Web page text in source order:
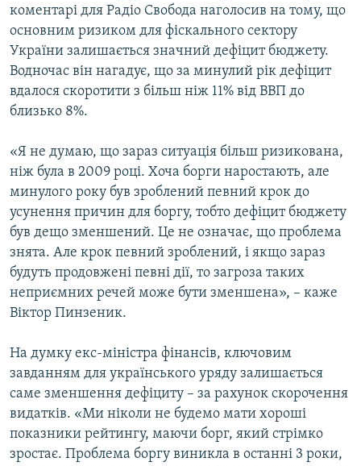
коментарі для Радіо Свобода наголосив на тому, що
основним ризиком для фіскального сектору
України залишається значний дефіцит бюджету.
Водночас він нагадує, що за минулий рік дефіцит
вдалося скоротити з більш ніж 11% від ВВП до
близько 8%.
«Я не думаю, що зараз ситуація більш ризикована,
ніж була в 2009 році. Хоча борги наростають, але
минулого року був зроблений певний крок до
усунення причин для боргу, тобто дефіцит бюджету
був дещо зменшений. Це не означає, що проблема
знята. Але крок певний зроблений, і якщо зараз
будуть продовжені певні дії, то загроза таких
неприємних речей може бути зменшена», – каже
Віктор Пинзеник.
На думку екс-міністра фінансів, ключовим
завданням для українського уряду залишається
саме зменшення дефіциту – за рахунок скорочення
видатків. «Ми ніколи не будемо мати хороші
показники рейтингу, маючи борг, який стрімко
зростає. Проблема боргу виникла в останні 3 роки,